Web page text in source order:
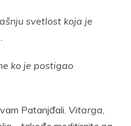
svetlost koja je
ko je postigao
Patanjđali.Vitarga,